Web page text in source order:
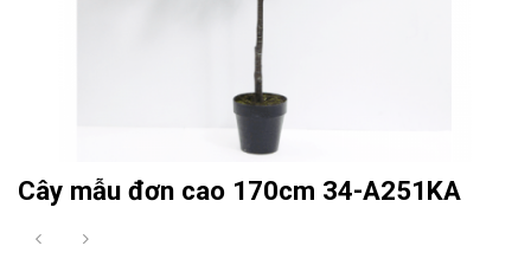
Cây mẫu đơn cao 170cm 34-A251KA